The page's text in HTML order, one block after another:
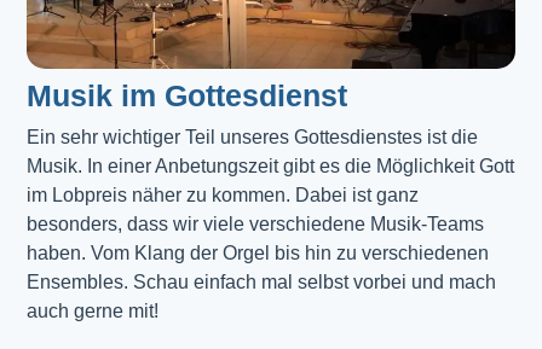
Musik im Gottesdienst​
Ein sehr wichtiger Teil unseres Gottesdienstes ist die
Musik. In einer Anbetungszeit gibt es die Möglichkeit Gott
im Lobpreis näher zu kommen. Dabei ist ganz
besonders, dass wir viele verschiedene Musik-Teams
haben. Vom Klang der Orgel bis hin zu verschiedenen
Ensembles. Schau einfach mal selbst vorbei und mach
auch gerne mit!